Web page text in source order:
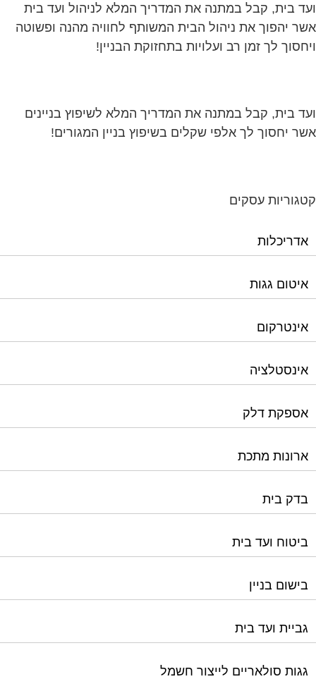
בית, קבל במתנה את המדריך המלא לניהול ועד בית
יהפוך את ניהול הבית המשותף לחוויה מהנה ופשוטה
לך זמן רב ועלויות בתחזוקת הבניין!
בית, קבל במתנה את המדריך המלא לשיפוץ בניינים
יחסוך לך אלפי שקלים בשיפוץ בניין המגורים!
עסקים
אדריכלות
איטום גגות
אינטרקום
אינסטלציה
אספקת דלק
ארונות מתכת
בדק בית
ביטוח ועד בית
בישום בניין
גביית ועד בית
גגות סולאריים לייצור חשמל